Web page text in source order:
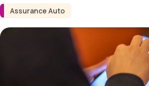
Assurance Auto